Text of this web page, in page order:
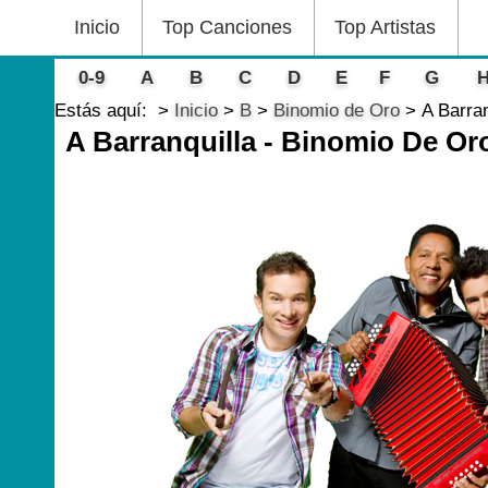
Inicio Top Canciones Top Artistas
0-9 A B C D E F G
Estás aquí:
Inicio B Binomio de Oro A
A Barranquilla - Binomio De